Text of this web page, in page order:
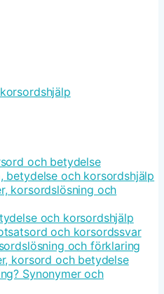
och betydelse
betydelse och korsordshjälp
korsordslösning och
och korsordshjälp
och korsordssvar
och förklaring
korsord och betydelse
Synonymer och